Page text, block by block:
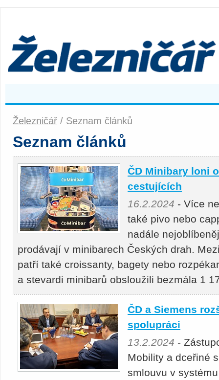
Železničář / Seznam článků
Seznam článků
ČD Minibary loni
cestujících
16.2.2024 - Více
také pivo nebo
nadále
prodávají v minibarech Českých drah.
patří také croissanty, bagety nebo
a stevardi minibarů obsloužili bezmála 1
ČD a Siemens
spolupráci
13.2.2024 -
Mobility a dceřiné
smlouvu v